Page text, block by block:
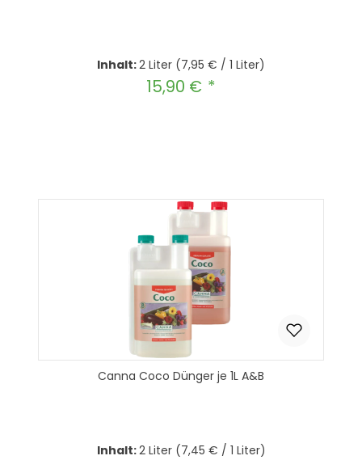
Inhalt:2 Liter (7,95 € / 1 Liter)
Regulärer Preis:
15,90 €
Canna Coco Dünger je 1L A&B
Inhalt:2 Liter (7,45 € / 1 Liter)